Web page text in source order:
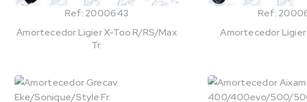
Ref: 2000643
Amortecedor Ligier X-Too R/RS/Max
Tr.
Ref:
Amortecedor Ligier